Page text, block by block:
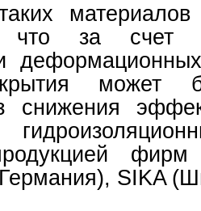
что за счет
может
снижения
SIKA